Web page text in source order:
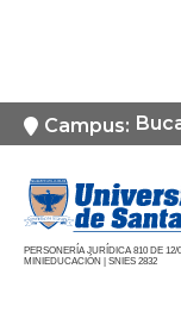
Campus:
PERSONERÍA JURÍDICA 810 DE 12/
MINIEDUCACIÓN | SNIES 2832